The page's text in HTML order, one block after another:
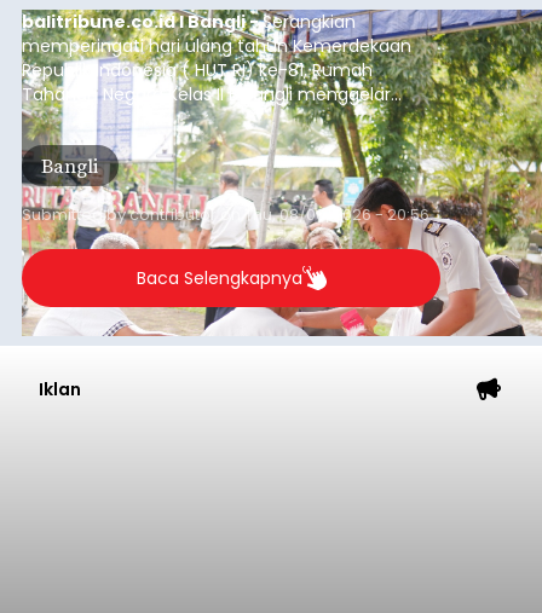
balitribune.co.id I Bangli -Serangkian
memperingati hari ulang tahun Kemerdekaan
Republik Indonesia ( HUT RI) ke-81, Rumah
Tahanan Negara Kelas II B Bangli menggelar
kegiatan pemeriksaan kesehatan gratis, Rabu
(6/8/2026).
Bangli
Submitted bycontributor Thu, 08/06/2026 - 20:56
Baca Selengkapnya
Iklan